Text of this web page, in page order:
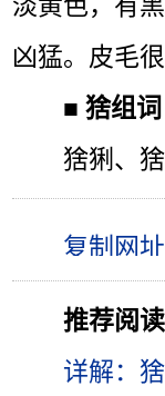
凶猛。皮毛很
■猞组词
猞猁、
推荐阅读
详解：